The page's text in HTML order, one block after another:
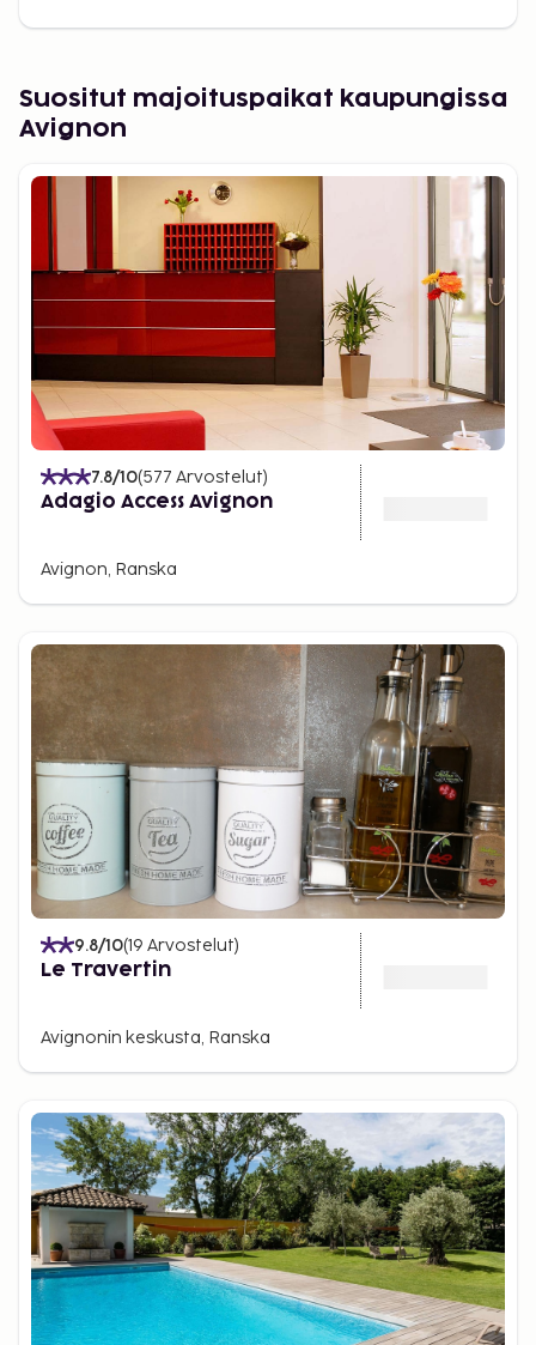
Suositut majoituspaikat kaupungissa
Avignon
7.8/10(577 Arvostelut)
Adagio Access Avignon
Avignon, Ranska
9.8/10(19 Arvostelut)
Le Travertin
Avignonin keskusta, Ranska